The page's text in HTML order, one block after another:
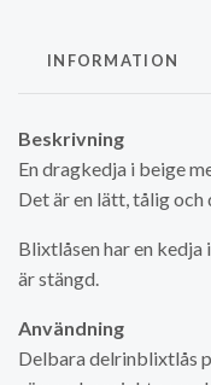
INFORMATION
Beskrivning
En dragkedja i beige
Det är en lätt, tålig
Blixtlåsen har en kedja
är stängd.
Användning
Delbara delrinblixtlås